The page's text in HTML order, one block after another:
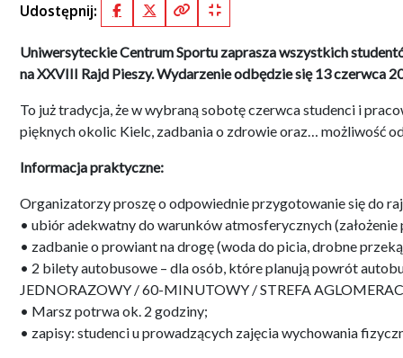
Udostępnij:
FacebookX (Twitter)
Kopiuj pełny link
Kopiuj krótki link
Uniwersyteckie Centrum Sportu zaprasza wszystkich
na XXVIII Rajd Pieszy. Wydarzenie odbędzie się 13 czerwca
To już tradycja, że w wybraną sobotę czerwca studenci i
pięknych okolic Kielc, zadbania o zdrowie oraz… możliwość
Informacja praktyczne:
Organizatorzy proszę o odpowiednie przygotowanie się do
• ubiór adekwatny do warunków atmosferycznych
• zadbanie o prowiant na drogę (woda do picia, drobne
• 2 bilety autobusowe – dla osób, które planują powrót
JEDNORAZOWY / 60-MINUTOWY / STREFA
• Marsz potrwa ok. 2 godziny;
• zapisy: studenci u prowadzących zajęcia wychowania